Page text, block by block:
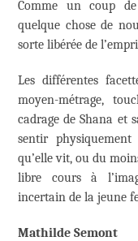
Comme un coup
quelque chose de
sorte libérée de
Les différentes
moyen-métrage,
cadrage de Shana et
sentir
qu’elle vit, ou du
libre cours à
incertain de la jeune
Mathilde Semont